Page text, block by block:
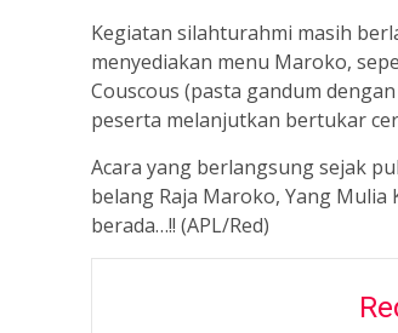
Kegiatan silahturahmi masih
menyediakan menu Maroko,
Couscous (pasta gandum
peserta melanjutkan bertukar
Acara yang berlangsung sejak
belang Raja Maroko, Yang Mulia
berada…!! (APL/Red)